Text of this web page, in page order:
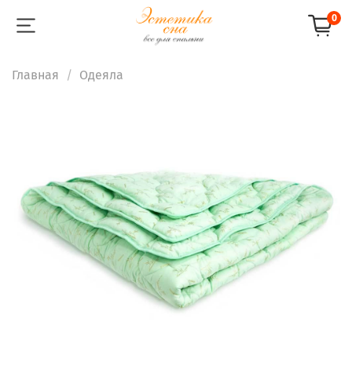
0
Главная Одеяла